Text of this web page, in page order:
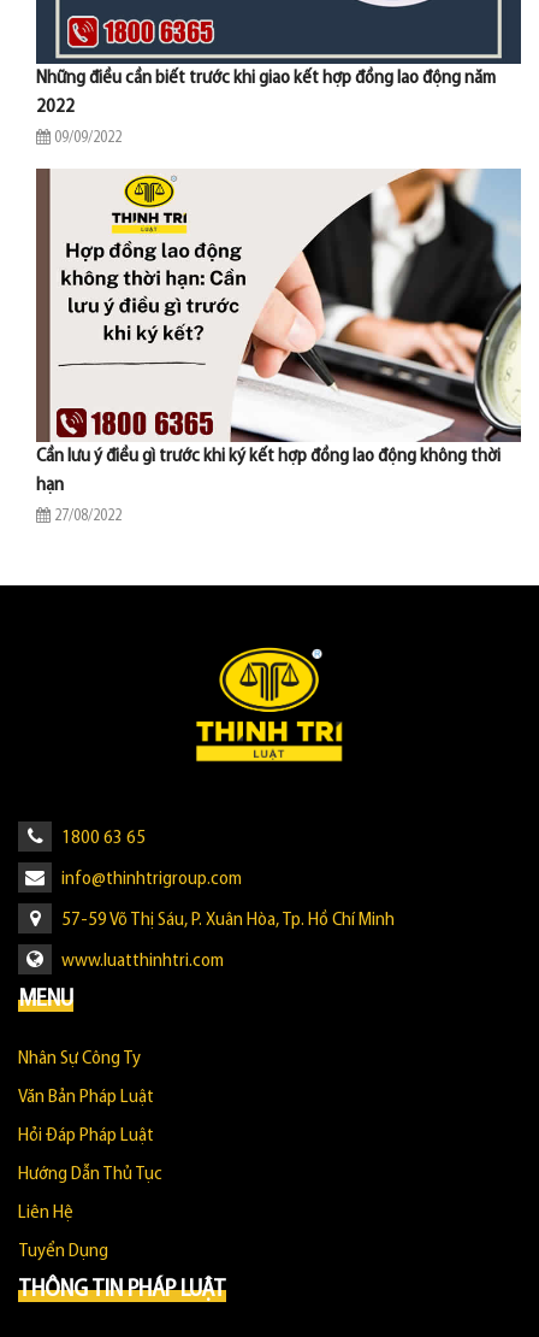
Những điều cần biết trước khi giao kết hợp đồng lao động năm
2022
09/09/2022
Cần lưu ý điều gì trước khi ký kết hợp đồng lao động không thời
hạn
27/08/2022
1800 63 65
info@thinhtrigroup.com
57-59 Võ Thị Sáu, P. Xuân Hòa, Tp. Hồ Chí Minh
www.luatthinhtri.com
MENU
Nhân Sự Công Ty
Văn Bản Pháp Luật
Hỏi Đáp Pháp Luật
Hướng Dẫn Thủ Tục
Liên Hệ
Tuyển Dụng
THÔNG TIN PHÁP LUẬT